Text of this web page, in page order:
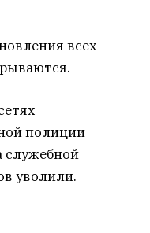
всех
полиции
служебной
уволили.